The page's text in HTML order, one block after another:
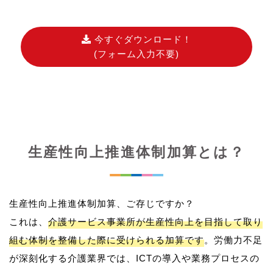
今すぐダウンロード！
(フォーム入力不要)
生産性向上推進体制加算とは？
生産性向上推進体制加算、ご存じですか？
これは、 介護サービス事業所が生産性向上を目指して取り
組む体制を整備した際に受けられる加算です。労働力不足
が深刻化する介護業界では、ICTの導入や業務プロセスの